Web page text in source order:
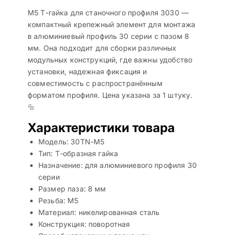
М5 Т-гайка для станочного профиля 3030 —
компактный крепежный элемент для монтажа
в алюминиевый профиль 30 серии с пазом 8
мм. Она подходит для сборки различных
модульных конструкций, где важны удобство
установки, надежная фиксация и
совместимость с распространённым
форматом профиля. Цена указана за 1 штуку.
🔩
Характеристики товара
Модель: 30TN-M5
Тип: Т-образная гайка
Назначение: для алюминиевого профиля 30
серии
Размер паза: 8 мм
Резьба: M5
Материал: никелированная сталь
Конструкция: поворотная